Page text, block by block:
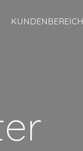
KUNDENBEREICH